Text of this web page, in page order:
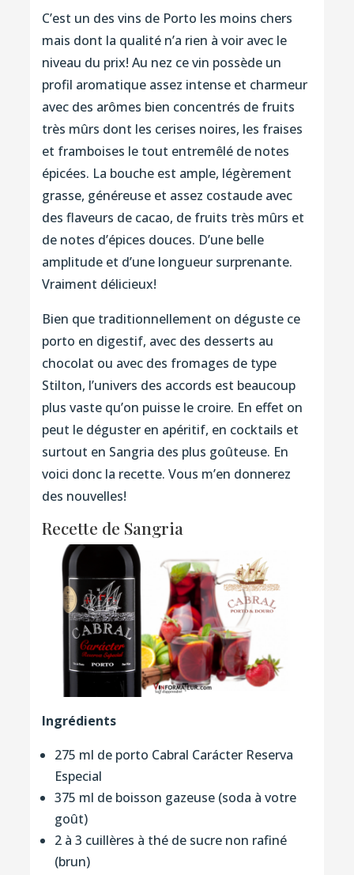
C’est un des vins de Porto les moins chers
mais dont la qualité n’a rien à voir avec le
niveau du prix! Au nez ce vin possède un
profil aromatique assez intense et charmeur
avec des arômes bien concentrés de fruits
très mûrs dont les cerises noires, les fraises
et framboises le tout entremêlé de notes
épicées. La bouche est ample, légèrement
grasse, généreuse et assez costaude avec
des flaveurs de cacao, de fruits très mûrs et
de notes d’épices douces. D’une belle
amplitude et d’une longueur surprenante.
Vraiment délicieux!
Bien que traditionnellement on déguste ce
porto en digestif, avec des desserts au
chocolat ou avec des fromages de type
Stilton, l’univers des accords est beaucoup
plus vaste qu’on puisse le croire. En effet on
peut le déguster en apéritif, en cocktails et
surtout en Sangria des plus goûteuse. En
voici donc la recette. Vous m’en donnerez
des nouvelles!
Recette de Sangria
Ingrédients
275 ml de porto Cabral Carácter Reserva
Especial
375 ml de boisson gazeuse (soda à votre
goût)
2 à 3 cuillères à thé de sucre non rafiné
(brun)